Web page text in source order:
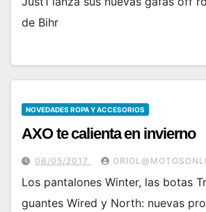
de Bihr
NOVEDADES ROPA Y ACCESORIOS
AXO te calienta en invierno
06/05/2017
Los pantalones Winter, las botas
guantes Wired y North: nuevas